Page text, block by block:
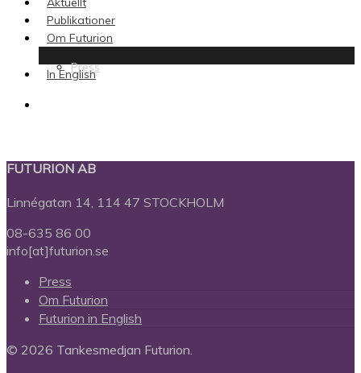
Publikationer
Om Futurion
Press
In English
FUTURION AB
Linnégatan 14, 114 47 STOCKHOLM
08-635 86 00
info[at]futurion.se
Press
Om Futurion
Futurion in English
© 2026 Tankesmedjan Futurion.